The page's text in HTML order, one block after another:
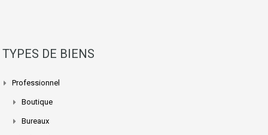
TYPES DE BIENS
Professionnel
Boutique
Bureaux